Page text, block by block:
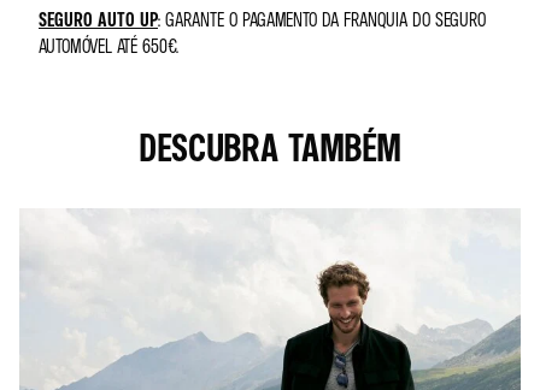
SEGURO AUTO UP: GARANTE O PAGAMENTO DA FRANQUIA DO SEGURO
AUTOMÓVEL ATÉ 650€.
DESCUBRA TAMBÉM